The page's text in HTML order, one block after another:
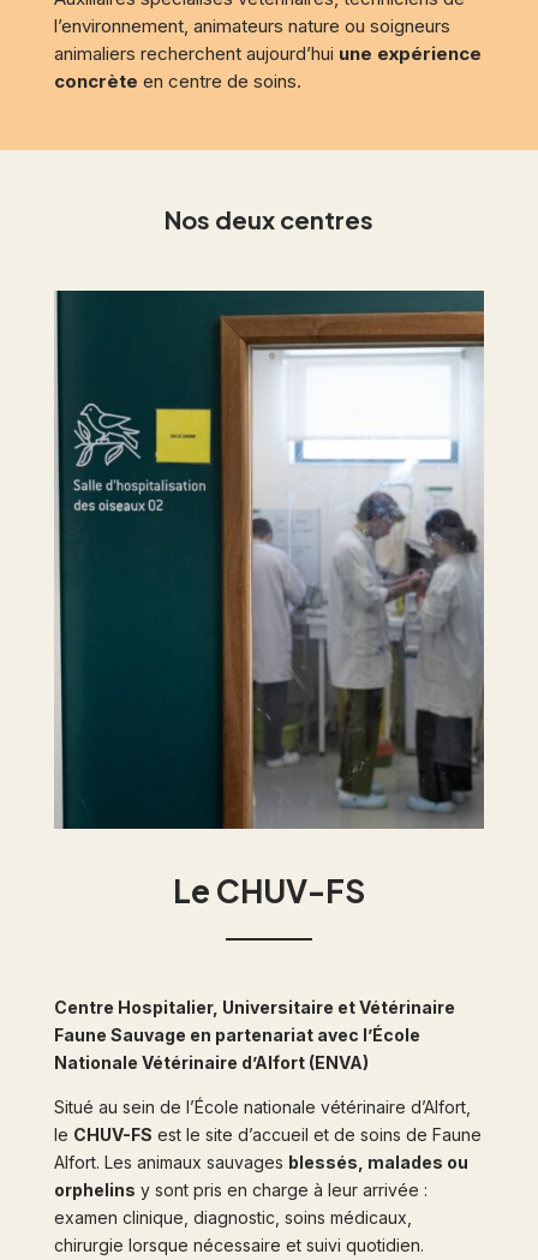
l’environnement, animateurs nature ou soigneurs
animaliers recherchent aujourd’hui une expérience
concrète en centre de soins.
Nos deux centres
Le CHUV-FS
Centre Hospitalier, Universitaire et Vétérinaire
Faune Sauvage en partenariat avec l’École
Nationale Vétérinaire d’Alfort (ENVA)
Situé au sein de l’École nationale vétérinaire d’Alfort,
le CHUV-FS est le site d’accueil et de soins de Faune
Alfort. Les animaux sauvages blessés, malades ou
orphelins y sont pris en charge à leur arrivée :
examen clinique, diagnostic, soins médicaux,
chirurgie lorsque nécessaire et suivi quotidien.